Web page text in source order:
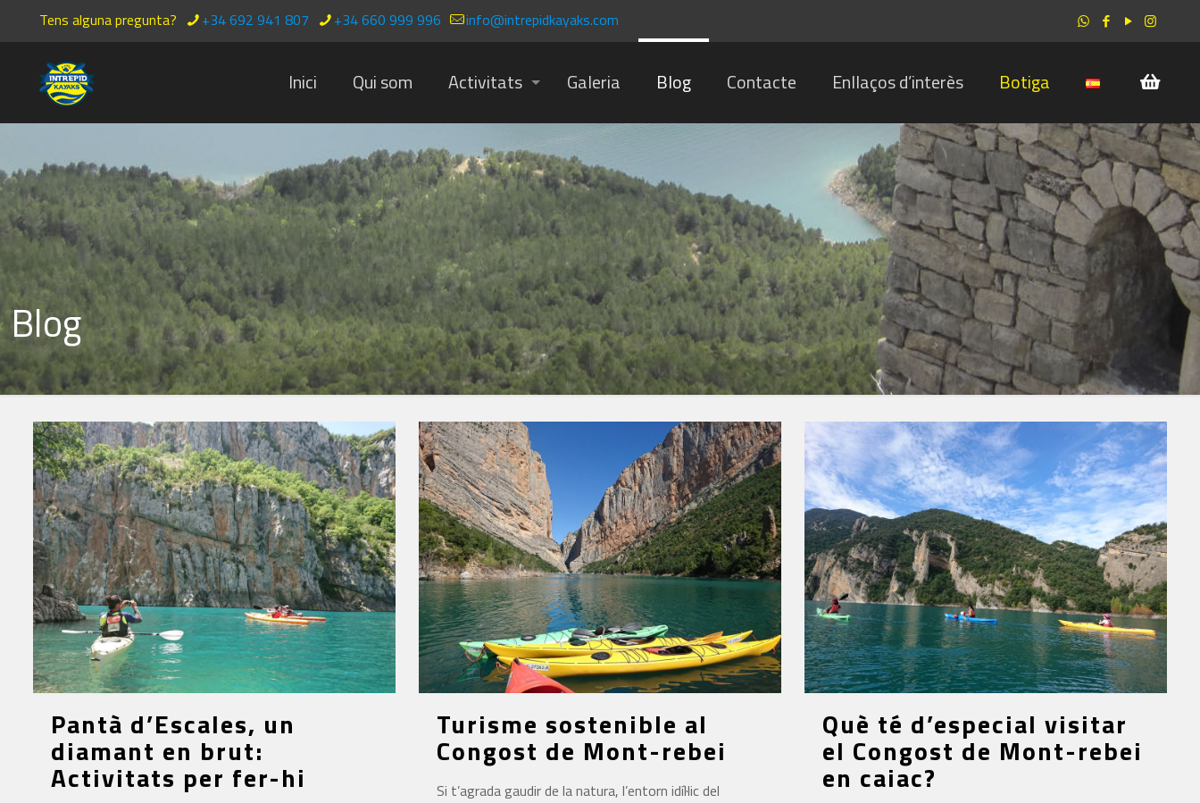
Tens alguna pregunta? +34 692 941 807 +34 660 999 996 info@intrepidkayaks.com
Inici Qui som Activitats Galeria Blog Contacte Enllaços d’interès Botiga
Blog
Pantà d’Escales, un
diamant en brut:
Activitats per fer-hi
Turisme sostenible al
Congost de Mont-rebei
Si t’agrada gaudir de la natura, l’entorn idíl·lic del
Què té d’especial visitar
el Congost de Mont-rebei
en caiac?